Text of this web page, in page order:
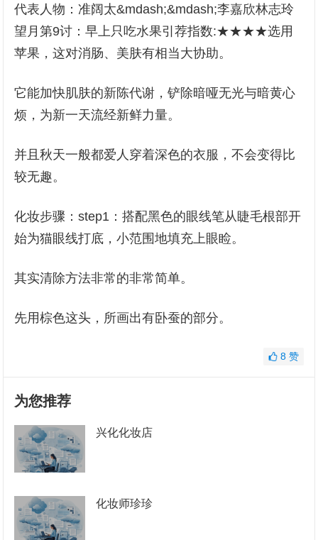
代表人物：准阔太&mdash;&mdash;李嘉欣林志玲
望月第9讨：早上只吃水果引荐指数:★★★★选用
苹果，这对消肠、美肤有相当大协助。
它能加快肌肤的新陈代谢，铲除暗哑无光与暗黄心
烦，为新一天流经新鲜力量。
并且秋天一般都爱人穿着深色的衣服，不会变得比
较无趣。
化妆步骤：step1：搭配黑色的眼线笔从睫毛根部开
始为猫眼线打底，小范围地填充上眼睑。
其实清除方法非常的非常简单。
先用棕色这头，所画出有卧蚕的部分。
8 赞
为您推荐
兴化化妆店
化妆师珍珍